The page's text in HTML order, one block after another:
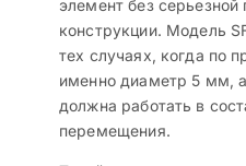
элемент без серьезной
конструкции. Модель
тех случаях, когда по
именно диаметр 5 мм,
должна работать в
перемещения.